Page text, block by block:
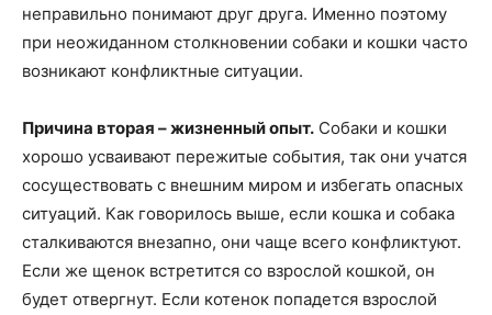
неправильно понимают друг друга. Именно поэтому
при неожиданном столкновении собаки и кошки часто
возникают конфликтные ситуации.
Причина вторая – жизненный опыт. Собаки и кошки
хорошо усваивают пережитые события, так они учатся
сосуществовать с внешним миром и избегать опасных
ситуаций. Как говорилось выше, если кошка и собака
сталкиваются внезапно, они чаще всего конфликтуют.
Если же щенок встретится со взрослой кошкой, он
будет отвергнут. Если котенок попадется взрослой